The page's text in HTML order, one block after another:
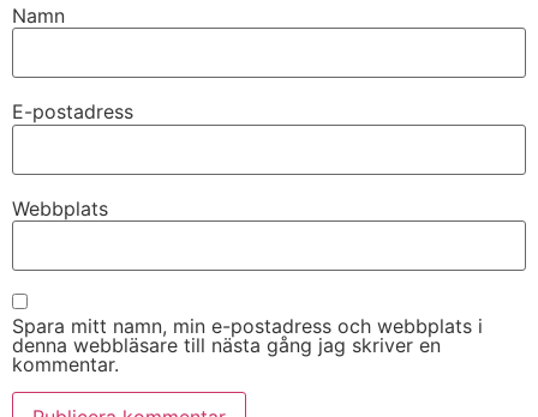
Namn
E-postadress
Webbplats
Spara mitt namn, min e-postadress och webbplats i
denna webbläsare till nästa gång jag skriver en
kommentar.